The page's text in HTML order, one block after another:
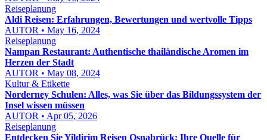
Reiseplanung
Aldi Reisen: Erfahrungen, Bewertungen und wertvolle Tipps
AUTOR • May 16, 2024
Reiseplanung
Nampan Restaurant: Authentische thailändische Aromen im
Herzen der Stadt
AUTOR • May 08, 2024
Kultur & Etikette
Norderney Schulen: Alles, was Sie über das Bildungssystem der
Insel wissen müssen
AUTOR • Apr 05, 2026
Reiseplanung
Entdecken Sie Yildirim Reisen Osnabrück: Ihre Quelle für